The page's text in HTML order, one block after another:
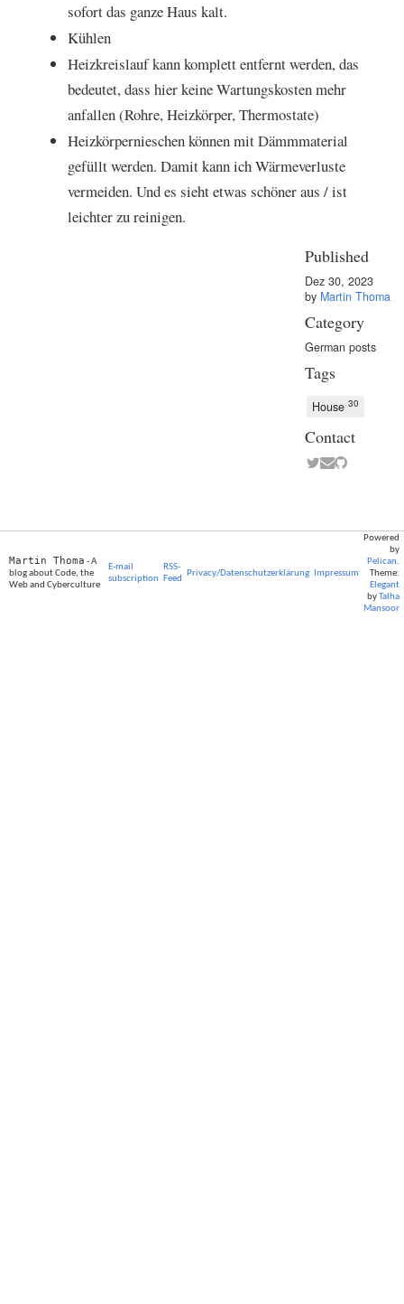
sofort das ganze Haus kalt.
Kühlen
Heizkreislauf kann komplett entfernt werden, das
bedeutet, dass hier keine Wartungskosten mehr
anfallen (Rohre, Heizkörper, Thermostate)
Heizkörpernieschen können mit Dämmmaterial
gefüllt werden. Damit kann ich Wärmeverluste
vermeiden. Und es sieht etwas schöner aus / ist
leichter zu reinigen.
Published
Dez 30, 2023
by Martin Thoma
Category
German posts
Tags
House 30
Contact
Martin Thoma - A
blog about Code, the
Web and Cyberculture
E-mail
subscription
RSS-
Feed
Privacy/Datenschutzerklärung Impressum
Powered
by
Pelican.
Theme:
Elegant
byTalha
Mansoor